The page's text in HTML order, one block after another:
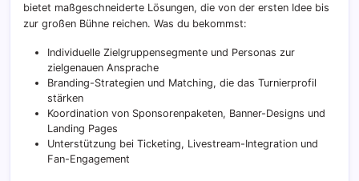
bietet maßgeschneiderte Lösungen, die von der ersten Idee bis
zur großen Bühne reichen. Was du bekommst:
Individuelle Zielgruppensegmente und Personas zur
zielgenauen Ansprache
Branding-Strategien und Matching, die das Turnierprofil
stärken
Koordination von Sponsorenpaketen, Banner-Designs und
Landing Pages
Unterstützung bei Ticketing, Livestream-Integration und
Fan-Engagement